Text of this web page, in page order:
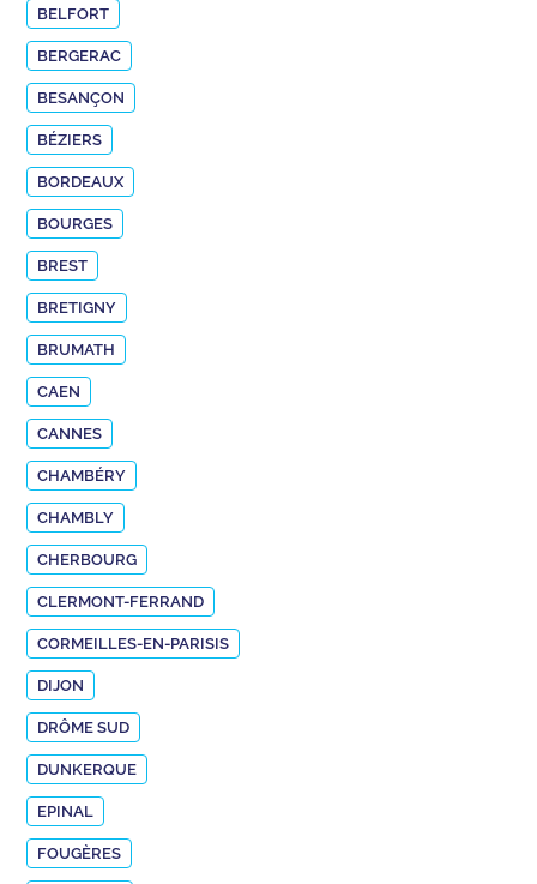
BELFORT
BERGERAC
BESANÇON
BÉZIERS
BORDEAUX
BOURGES
BREST
BRETIGNY
BRUMATH
CAEN
CANNES
CHAMBÉRY
CHAMBLY
CHERBOURG
CLERMONT-FERRAND
CORMEILLES-EN-PARISIS
DIJON
DRÔME SUD
DUNKERQUE
EPINAL
FOUGÈRES